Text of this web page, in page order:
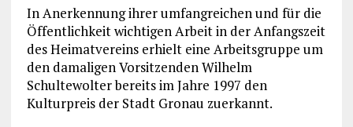
In Anerkennung ihrer umfangreichen und für die
Öffentlichkeit wichtigen Arbeit in der Anfangszeit
des Heimatvereins erhielt eine Arbeitsgruppe um
den damaligen Vorsitzenden Wilhelm
Schultewolter bereits im Jahre 1997 den
Kulturpreis der Stadt Gronau zuerkannt.